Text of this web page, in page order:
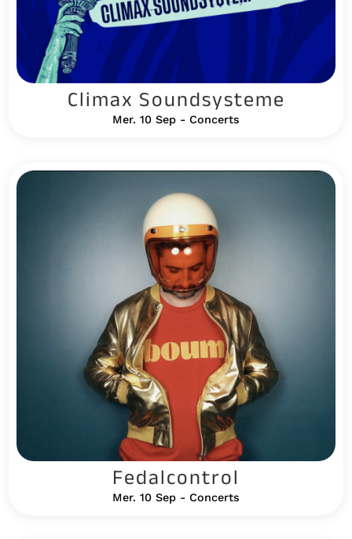
Climax Soundsysteme
Mer. 10 Sep - Concerts
Fedalcontrol
Mer. 10 Sep - Concerts